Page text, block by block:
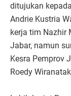
ditujukan
Andrie Kustria
kerja tim Nazhir
Jabar, namun
Kesra Pemprov
Roedy